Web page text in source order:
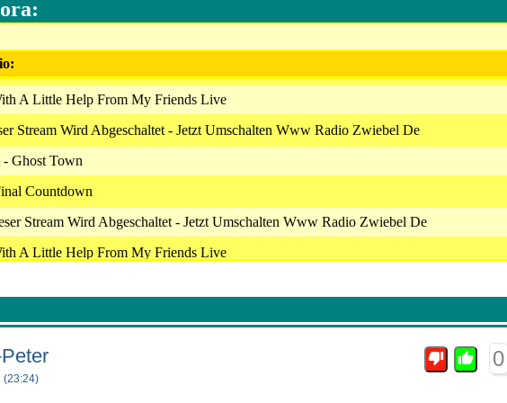
verschiedenen Moderatoren unseres Teams an. Kostet das senden bei euch etwas ?
böse, aber eine Verpflichtung dazu gibt es nicht. Ok, ich habe alles gelesen und
ich mich bewerben ? Klicke bitte auf unserer Startseite(www.radio-zwiebel.de) links oben
Bewerbung bei uns einzureichen. Danach melde Dich bitte bei uns im Teamspeak,
besprechen können. Unser Radio-team: http://www.radio-zwiebel.de/
A Little Help From My Friends Live
Stream Wird Abgeschaltet - Jetzt Umschalten Www Radio Zwiebel De
Ghost Town
Countdown
Stream Wird Abgeschaltet - Jetzt Umschalten Www Radio Zwiebel De
A Little Help From My Friends Live
Countdown
A Little Help From My Friends Live
(23:24)
0